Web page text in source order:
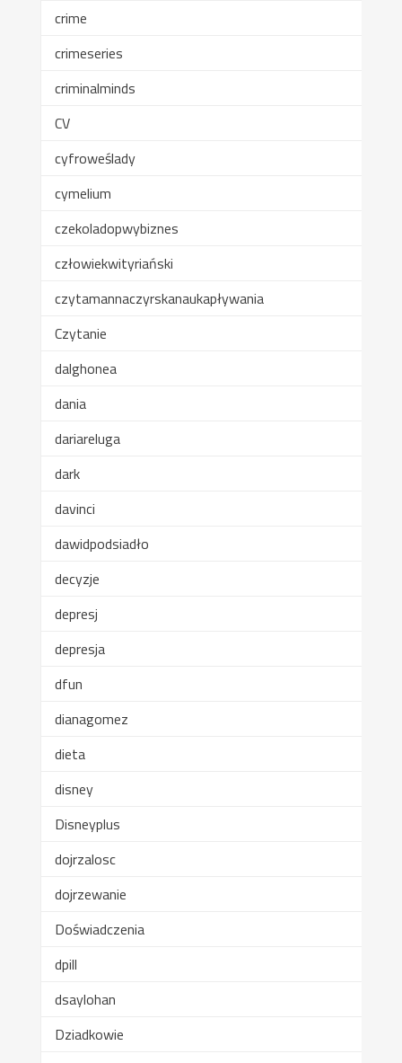
crime
crimeseries
criminalminds
CV
cyfroweślady
cymelium
czekoladopwybiznes
człowiekwityriański
czytamannaczyrskanaukapływania
Czytanie
dalghonea
dania
dariareluga
dark
davinci
dawidpodsiadło
decyzje
depresj
depresja
dfun
dianagomez
dieta
disney
Disneyplus
dojrzalosc
dojrzewanie
Doświadczenia
dpill
dsaylohan
Dziadkowie